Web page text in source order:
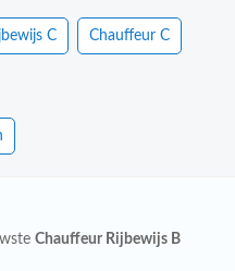
C Chauffeur C
Chauffeur Rijbewijs B